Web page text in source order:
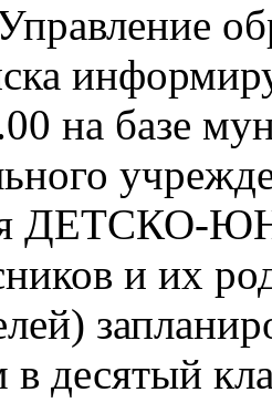
на базе
и их
десятый